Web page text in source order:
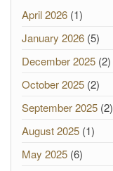
April 2026 (1)
January 2026 (5)
December 2025 (2)
October 2025 (2)
September 2025 (2)
August 2025 (1)
May 2025 (6)